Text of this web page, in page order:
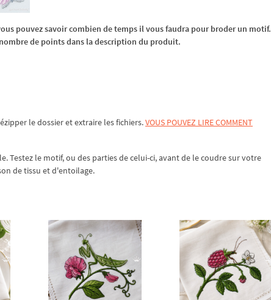
pouvez savoir combien de temps il vous faudra pour broder un motif.
de points dans la description du produit.
le dossier et extraire les fichiers.VOUS POUVEZ LIRE COMMENT
Testez le motif, ou des parties de celui-ci, avant de le coudre sur votre
de tissu et d'entoilage.